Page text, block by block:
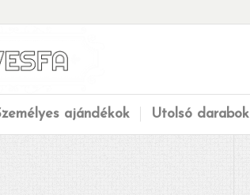
ajándékok Utolsó darabok